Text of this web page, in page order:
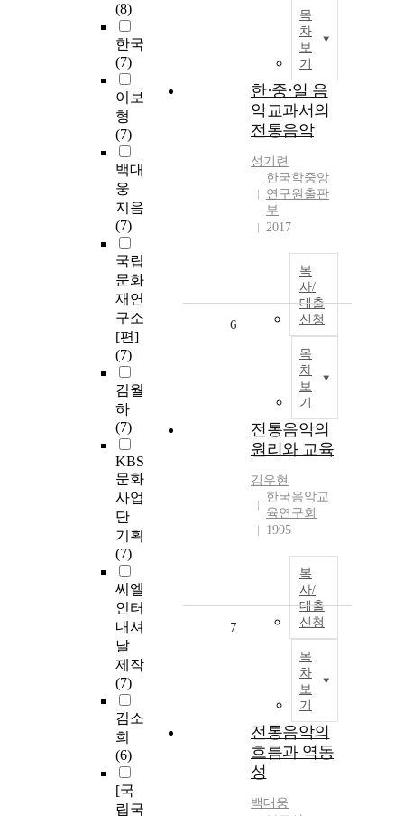
(8)
한국
(7)
이보
형
(7)
백대
웅
지음
(7)
국립
문화
재연
구소
[편]
(7)
김월
하
(7)
KBS
문화
사업
단
기획
(7)
씨엘
인터
내셔
날
제작
(7)
김소
희
(6)
[국
립국
목
차
보
기
한·중·일 음
악교과서의
전통음악
성기련
한국학중앙
연구원출판
부
2017
복
사/
대출
신청
목
차
보
기
6
전통음악의
원리와 교육
김우현
한국음악교
육연구회
1995
복
사/
대출
신청
목
차
보
기
7
전통음악의
흐름과 역동
성
백대웅